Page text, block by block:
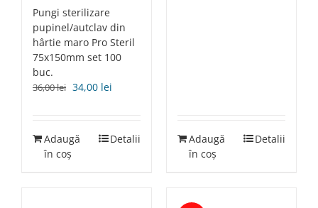
Pungi sterilizare
pupinel/autclav din
hârtie maro Pro Steril
75x150mm set 100
buc.
36,00lei Prețul
36,00 lei.
34,00 lei
Adaugă
în coș
Detalii
Adaugă
în coș
Detalii